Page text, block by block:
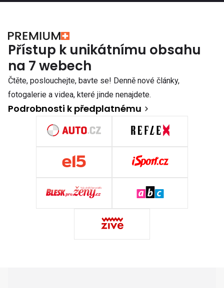
Přístup k unikátnímu obsahu
na 7 webech
Čtěte, poslouchejte, bavte se! Denně nové články,
fotogalerie a videa, které jinde nenajdete.
Podrobnosti k předplatnému